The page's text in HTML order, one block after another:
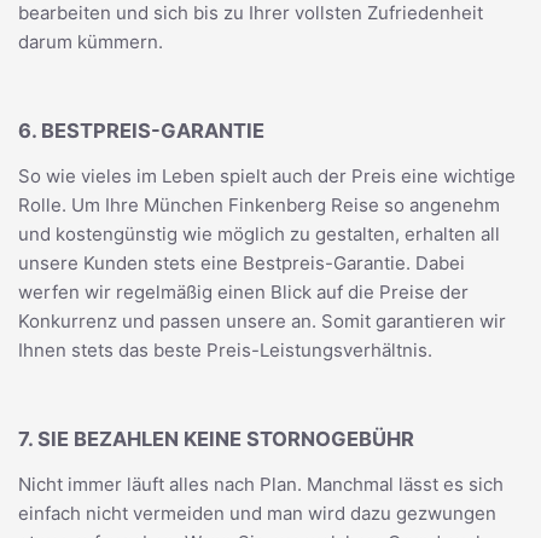
bearbeiten und sich bis zu Ihrer vollsten Zufriedenheit
darum kümmern.
6. BESTPREIS-GARANTIE
So wie vieles im Leben spielt auch der Preis eine wichtige
Rolle. Um Ihre München Finkenberg Reise so angenehm
und kostengünstig wie möglich zu gestalten, erhalten all
unsere Kunden stets eine Bestpreis-Garantie. Dabei
werfen wir regelmäßig einen Blick auf die Preise der
Konkurrenz und passen unsere an. Somit garantieren wir
Ihnen stets das beste Preis-Leistungsverhältnis.
7. SIE BEZAHLEN KEINE STORNOGEBÜHR
Nicht immer läuft alles nach Plan. Manchmal lässt es sich
einfach nicht vermeiden und man wird dazu gezwungen